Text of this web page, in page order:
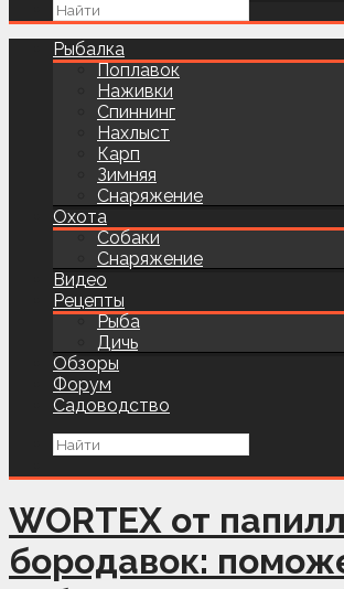
Рыбалка
Поплавок
Наживки
Спиннинг
Нахлыст
Карп
Зимняя
Снаряжение
Охота
Собаки
Снаряжение
Видео
Рецепты
Рыба
Дичь
Обзоры
Форум
Садоводство
WORTEX от
бородавок: